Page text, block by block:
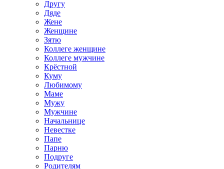
Другу
Дяде
Жене
Женщине
Зятю
Коллеге женщине
Коллеге мужчине
Крёстной
Куму
Любимому
Маме
Мужу
Мужчине
Начальнице
Невестке
Папе
Парню
Подруге
Родителям